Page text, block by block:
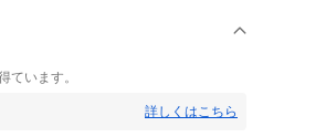
ています。
詳しくはこちら